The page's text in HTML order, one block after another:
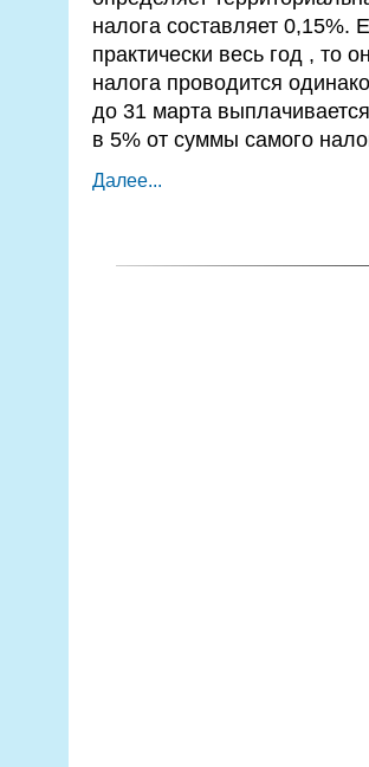
налога составляет 0,15%.
практически весь год , то
налога проводится
до 31 марта
в 5% от суммы самого
Далее...